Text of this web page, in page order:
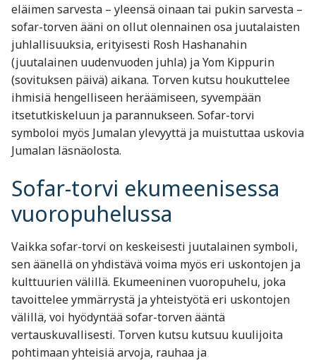
eläimen sarvesta – yleensä oinaan tai pukin sarvesta –
sofar-torven ääni on ollut olennainen osa juutalaisten
juhlallisuuksia, erityisesti Rosh Hashanahin
(juutalainen uudenvuoden juhla) ja Yom Kippurin
(sovituksen päivä) aikana. Torven kutsu houkuttelee
ihmisiä hengelliseen heräämiseen, syvempään
itsetutkiskeluun ja parannukseen. Sofar-torvi
symboloi myös Jumalan ylevyyttä ja muistuttaa uskovia
Jumalan läsnäolosta.
Sofar-torvi ekumeenisessa
vuoropuhelussa
Vaikka sofar-torvi on keskeisesti juutalainen symboli,
sen äänellä on yhdistävä voima myös eri uskontojen ja
kulttuurien välillä. Ekumeeninen vuoropuhelu, joka
tavoittelee ymmärrystä ja yhteistyötä eri uskontojen
välillä, voi hyödyntää sofar-torven ääntä
vertauskuvallisesti. Torven kutsu kutsuu kuulijoita
pohtimaan yhteisiä arvoja, rauhaa ja